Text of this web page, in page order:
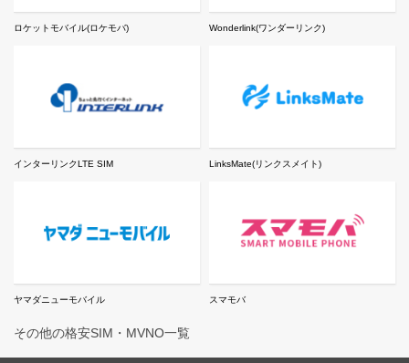
ロケットモバイル(ロケモバ) Wonderlink(ワンダーリンク)
インターリンクLTE SIM LinksMate(リンクスメイト)
ヤマダニューモバイル スマモバ
その他の格安SIM・MVNO一覧